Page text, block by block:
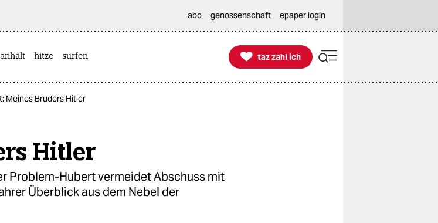
abo genossenschaft epaper login
hitze surfen 
taz zahl ich
taz zahl ich
Meines Bruders Hitler
Hitler
Problem-Hubert vermeidet Abschuss mit
Überblick aus dem Nebel der